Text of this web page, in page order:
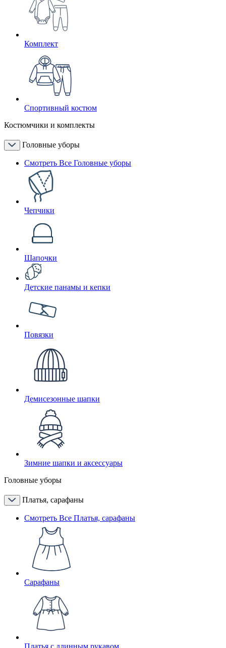
Комплект
Спортивный костюм
Костюмчики и комплекты
Головные уборы
Смотреть Все Головные уборы
Чепчики
Шапочки
Детские панамы и кепки
Повязки
Демисезонные шапки
Зимние шапки и аксессуары
Головные уборы
Платья, сарафаны
Смотреть Все Платья, сарафаны
Сарафаны
Платья с длинным рукавом